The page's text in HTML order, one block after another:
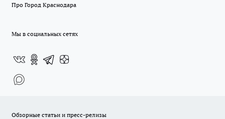
Про Город Краснодара
Мы в социальных сетях
Обзорные статьи и пресс-релизы